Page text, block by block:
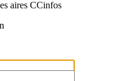
aires CCinfos